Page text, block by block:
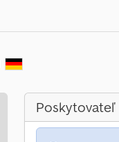
Poskytovateľ